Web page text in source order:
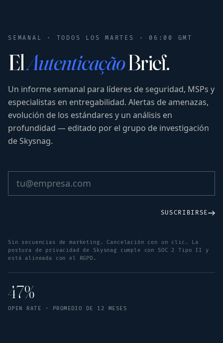
SEMANAL · TODOS LOS MARTES · 06:00 GMT
ElAutenticaçãoBrief.
Un informe semanal para líderes de seguridad, MSPs y
especialistas en entregabilidad. Alertas de amenazas,
evolución de los estándares y un análisis en
profundidad — editado por el grupo de investigación
de Skysnag.
SUSCRIBIRSE
Sin secuencias de marketing. Cancelación con un clic. La
postura de privacidad de Skysnag cumple con SOC 2 Tipo II y
está alineada con el RGPD.
47%
OPEN RATE · PROMEDIO DE 12 MESES